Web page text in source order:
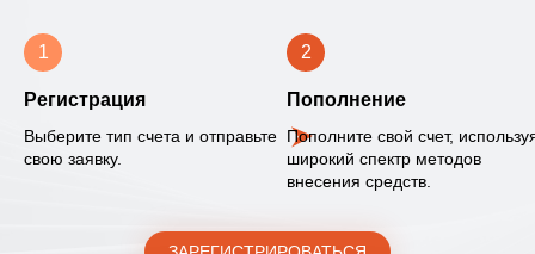
1
Регистрация
Выберите тип счета и отправьте
свою заявку.
2
Пополнение
Пополните свой счет,
широкий спектр методов
внесения средств.